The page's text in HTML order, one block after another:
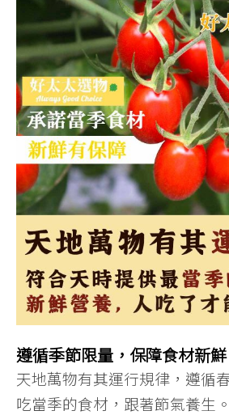
遵循季節限量，保障食材新鮮
天地萬物有其運行規律，遵循
吃當季的食材，跟著節氣養生。